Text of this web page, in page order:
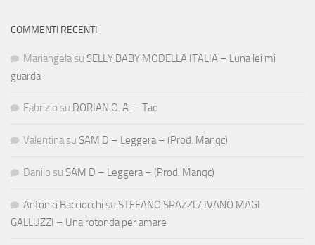
COMMENTI RECENTI
Mariangela su SELLY BABY MODELLA ITALIA – Luna lei mi
guarda
Fabrizio su DORIAN O. A. – Tao
Valentina su SAM D – Leggera – (Prod. Manqc)
Danilo su SAM D – Leggera – (Prod. Manqc)
Antonio Bacciocchi su STEFANO SPAZZI / IVANO MAGI
GALLUZZI – Una rotonda per amare